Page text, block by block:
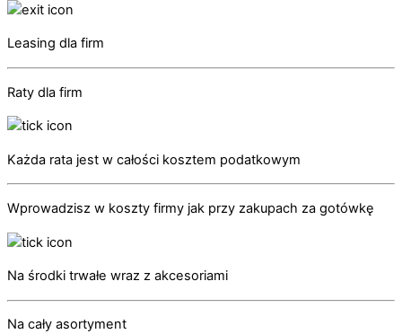
Leasing dla firm
Raty dla firm
Każda rata jest w całości kosztem podatkowym
Wprowadzisz w koszty firmy jak przy zakupach za gotówkę
Na środki trwałe wraz z akcesoriami
Na cały asortyment